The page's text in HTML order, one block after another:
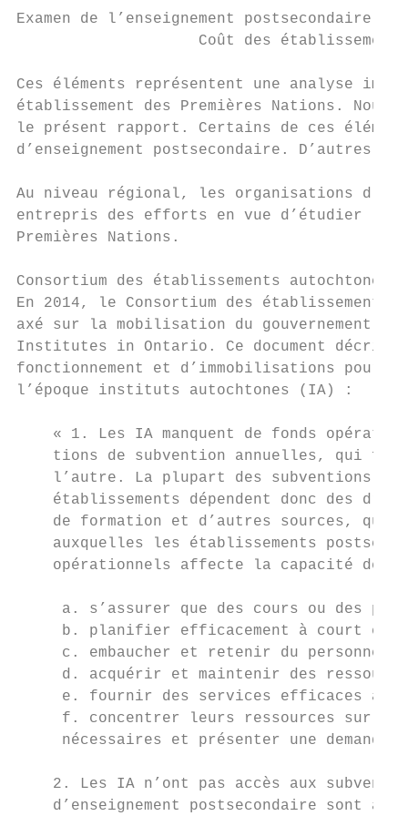
Examen de l’enseignement postsecondaire
                    Coût des établissements
Ces éléments représentent une analyse
établissement des Premières Nations.
le présent rapport. Certains de ces
d’enseignement postsecondaire. D’autres
Au niveau régional, les organisations
entrepris des efforts en vue d’étudier le
Premières Nations.
Consortium des établissements autochtones
En 2014, le Consortium des établissements
axé sur la mobilisation du gouvernement
Institutes in Ontario. Ce document décrit
fonctionnement et d’immobilisations pour
l’époque instituts autochtones (IA) :
« 1. Les IA manquent de fonds
tions de subvention annuelles, qui
l’autre. La plupart des subventions
établissements dépendent donc des
de formation et d’autres sources,
auxquelles les établissements
opérationnels affecte la capacité des
a. s’assurer que des cours ou des
b. planifier efficacement à court et
c. embaucher et retenir du personnel
d. acquérir et maintenir des
e. fournir des services efficaces
f. concentrer leurs ressources sur
nécessaires et présenter une demande
2. Les IA n’ont pas accès aux
d’enseignement postsecondaire sont